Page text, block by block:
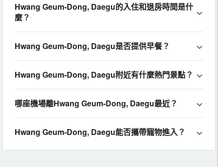
Hwang Geum-Dong, Daegu的入住和退房時間是什
麼？
Hwang Geum-Dong, Daegu是否提供早餐？
Hwang Geum-Dong, Daegu附近有什麼熱門景點？
哪座機場離Hwang Geum-Dong, Daegu最近？
Hwang Geum-Dong, Daegu能否攜帶寵物進入？